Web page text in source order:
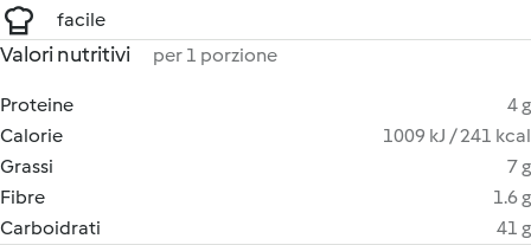
facile
Valori nutritivi per 1 porzione
Proteine
4 g
Calorie
1009 kJ / 241 kcal
Grassi
7 g
Fibre
1.6 g
Carboidrati
41 g